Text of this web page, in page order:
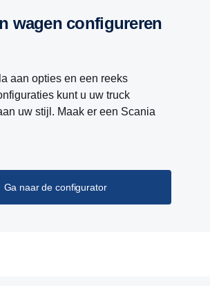
wagen configureren
aan opties en een reeks
kunt u uw truck
uw stijl. Maak er een Scania
Ga naar de configurator